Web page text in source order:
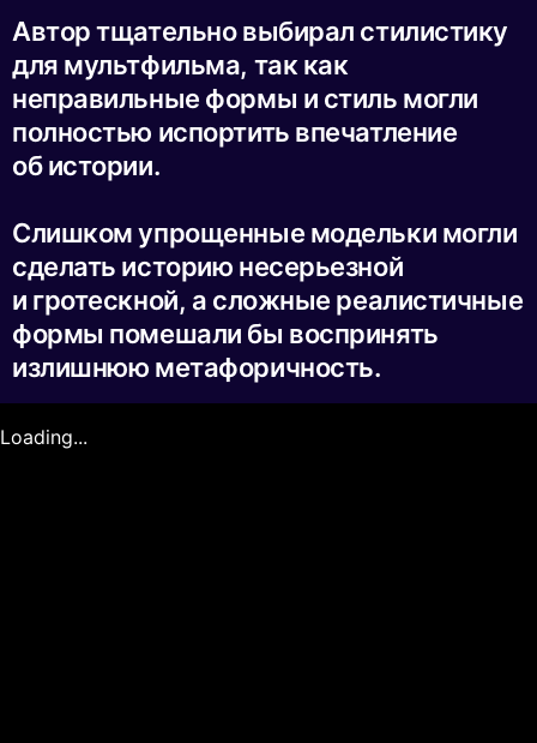
Автор тщательно выбирал стилистику
для мультфильма, так как
неправильные формы и стиль могли
полностью испортить впечатление
об истории.
Слишком упрощенные модельки могли
сделать историю несерьезной
и гротескной, а сложные реалистичные
формы помешали бы воспринять
излишнюю метафоричность.
Loading...